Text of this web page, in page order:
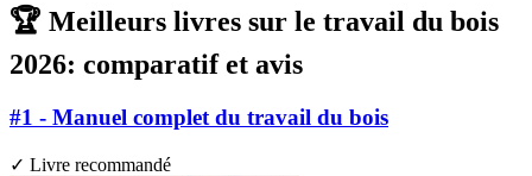
🏆 Meilleurs livres sur le travail du bois
2026: comparatif et avis
#1 - Manuel complet du travail du bois
✓ Livre recommandé